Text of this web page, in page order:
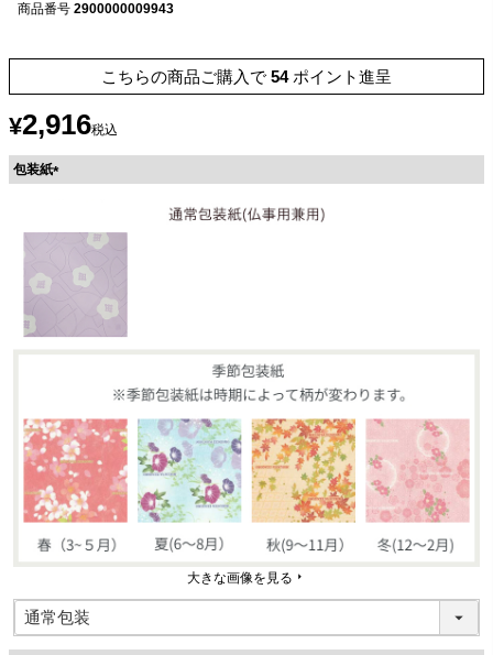
商品番号 2900000009943
こちらの商品ご購入で 54 ポイント進呈
¥2,916税込
包装紙
須
大きな画像を見る